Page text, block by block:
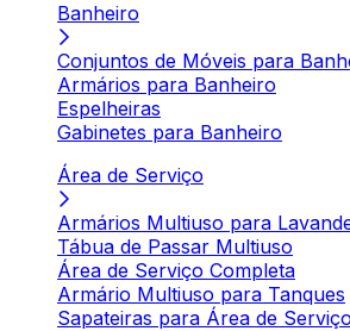
Banheiro
Conjuntos de Móveis para
Armários para Banheiro
Espelheiras
Gabinetes para Banheiro
Área de Serviço
Armários Multiuso para
Tábua de Passar Multiuso
Área de Serviço Completa
Armário Multiuso para Tanques
Sapateiras para Área de Serviço